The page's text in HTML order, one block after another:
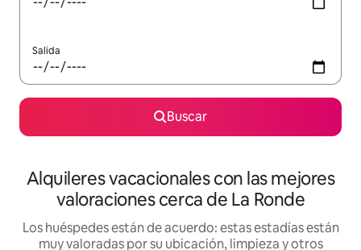
Salida
Buscar
Alquileres vacacionales con las mejores
valoraciones cerca de La Ronde
Los huéspedes están de acuerdo: estas estadías están
muy valoradas por su ubicación, limpieza y otros